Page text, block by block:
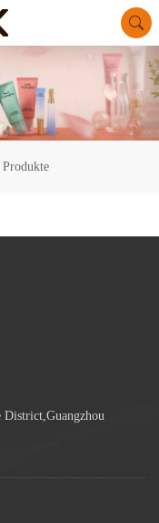
Produkte